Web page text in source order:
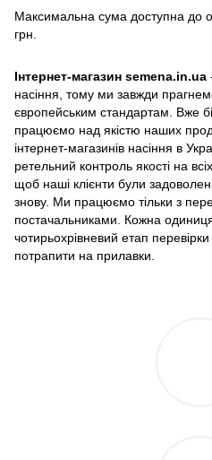
Максимальна сума доступна до
грн.
Інтернет-магазин semena.in.ua
насіння, тому ми завжди
європейським стандартам. Вже
працюємо над якістю наших
інтернет-магазинів насіння в
ретельний контроль якості на
щоб наші клієнти були
знову. Ми працюємо тільки з
постачальниками. Кожна
чотирьохрівневий етап
потрапити на прилавки.